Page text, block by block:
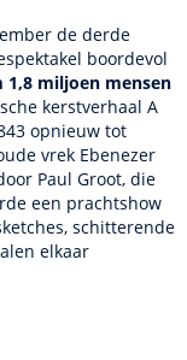
de derde
boordevol
1,8 miljoen mensen
kerstverhaal A
opnieuw tot
vrek Ebenezer
Paul Groot, die
een prachtshow
schitterende
elkaar